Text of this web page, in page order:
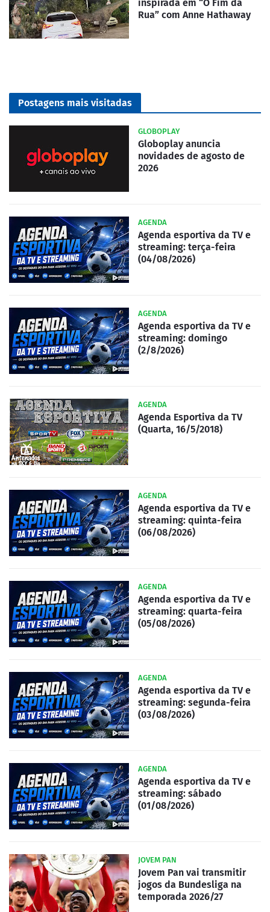
inspirada em “O Fim da
Rua” com Anne Hathaway
Postagens mais visitadas
GLOBOPLAY
Globoplay anuncia
novidades de agosto de
2026
AGENDA
Agenda esportiva da TV e
streaming: terça-feira
(04/08/2026)
AGENDA
Agenda esportiva da TV e
streaming: domingo
(2/8/2026)
AGENDA
Agenda Esportiva da TV
(Quarta, 16/5/2018)
AGENDA
Agenda esportiva da TV e
streaming: quinta-feira
(06/08/2026)
AGENDA
Agenda esportiva da TV e
streaming: quarta-feira
(05/08/2026)
AGENDA
Agenda esportiva da TV e
streaming: segunda-feira
(03/08/2026)
AGENDA
Agenda esportiva da TV e
streaming: sábado
(01/08/2026)
JOVEM PAN
Jovem Pan vai transmitir
jogos da Bundesliga na
temporada 2026/27